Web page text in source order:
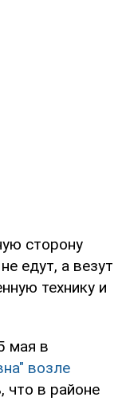
сторону
едут, а везут
технику и
мая в
возле
что в районе